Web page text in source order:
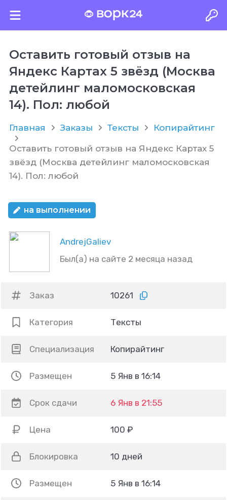
Оставить готовый отзыв на
Яндекс Картах 5 звёзд (Москва
детейлинг маломосковская
14). Пол: любой
Главная Заказы Тексты Копирайтинг
Оставить готовый отзыв на Яндекс Картах 5
звёзд (Москва детейлинг маломосковская
14). Пол: любой
AndrejGaliev
Был(а) на сайте 2 месяца назад
на выполнении
Заказ 10261
Категория Тексты
Специализация Копирайтинг
Размещен 5 Янв в 16:14
Срок сдачи 6 Янв в 21:55
Цена 100 ₽
Блокировка 10 дней
Размещен 5 Янв в 16:14